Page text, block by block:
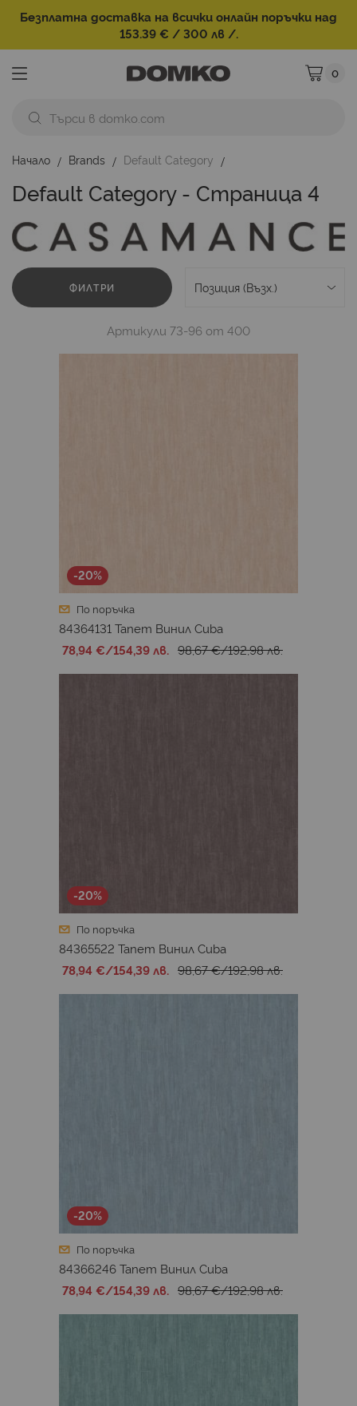
Безплатна доставка на всички онлайн поръчки над
153.39 € / 300 лв /.
Моята
0
Начало Brands Default Category
Default Category - Страница 4
ФИЛТРИ
Артикули 73-96 от 400
-20%
По поръчка
84364131 Тапет Винил Cuba
78,94 €/154,39 лв. 98,67 €/192,98 лв.
-20%
По поръчка
84365522 Тапет Винил Cuba
78,94 €/154,39 лв. 98,67 €/192,98 лв.
-20%
По поръчка
84366246 Тапет Винил Cuba
78,94 €/154,39 лв. 98,67 €/192,98 лв.